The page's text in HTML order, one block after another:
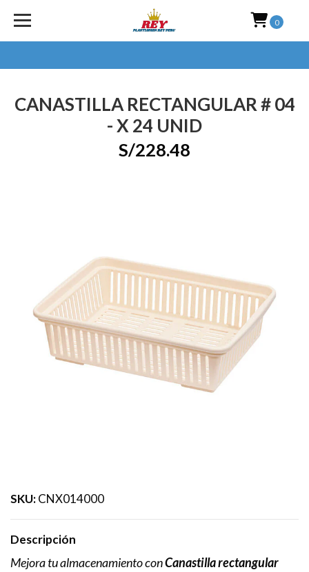
0
CANASTILLA RECTANGULAR # 04
- X 24 UNID
S/228.48
SKU:CNX014000
Descripción
Mejora tu almacenamiento conCanastilla rectangular